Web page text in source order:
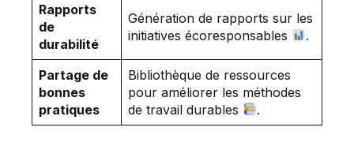
Rapports
de
durabilité
Génération de rapports sur les
initiatives écoresponsables
.
Partage de
bonnes
pratiques
Bibliothèque de ressources
pour améliorer les méthodes
de travail durables
.